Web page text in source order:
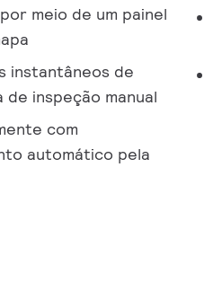
meio de um painel
instantâneos de
inspeção manual
com
automático pela